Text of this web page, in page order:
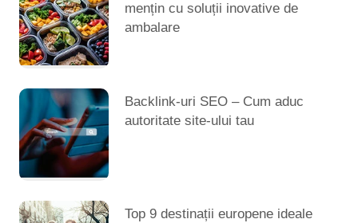
mențin cu soluții inovative de
ambalare
Backlink-uri SEO – Cum aduc
autoritate site-ului tau
Top 9 destinații europene ideale